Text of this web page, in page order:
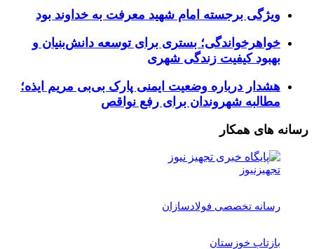
ویژگی برجسته امام شهید معرفت به خداوند بود
خواهرخواندگی؛ بستری برای توسعه دانش‌بنیان و
بهبود کیفیت زندگی شهری
هشدار درباره وضعیت ایمنی پارک بی‌بی مریم ایذه؛
مطالبه شهروندان برای رفع نواقص
رسانه های همکار
تجهیزنیوز
رسانه تخصصی فولادسازان
بازتاب خوزستان